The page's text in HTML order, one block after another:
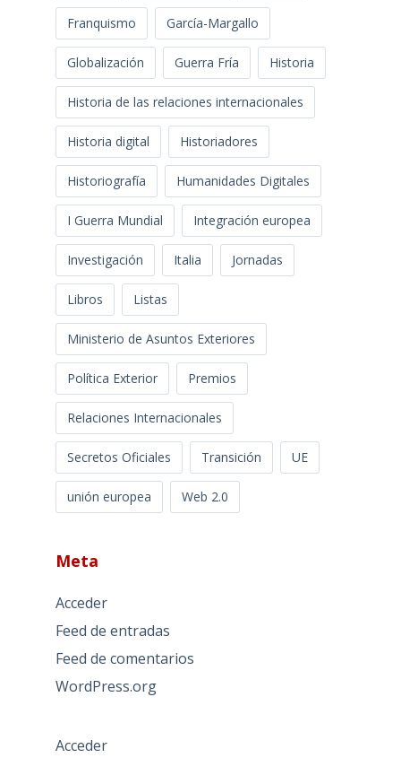
Franquismo García-Margallo
Globalización Guerra Fría Historia
Historia de las relaciones internacionales
Historia digital Historiadores
Historiografía Humanidades Digitales
I Guerra Mundial Integración europea
Investigación Italia Jornadas
Libros Listas
Ministerio de Asuntos Exteriores
Política Exterior Premios
Relaciones Internacionales
Secretos Oficiales Transición UE
unión europea Web 2.0
Meta
Acceder
Feed de entradas
Feed de comentarios
WordPress.org
Acceder